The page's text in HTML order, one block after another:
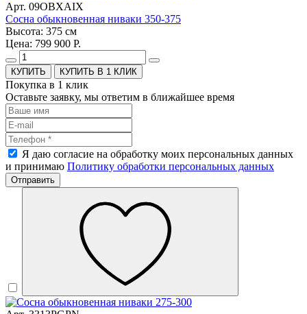
Арт. 09OBXAIX
Сосна обыкновенная ниваки 350-375
Высота: 375 см
Цена: 799 900 Р.
КУПИТЬ В 1 КЛИК
Покупка в 1 клик
Оставьте заявку, мы ответим в ближайшее время
Я даю согласие на обработку моих персональных данных
и принимаю Политику обработки персональных данных
Отправить